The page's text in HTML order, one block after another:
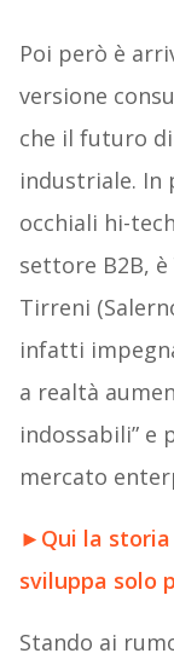
Poi però è
versione
che il futuro
industriale. In
occhiali hi-
settore B2B, è
Tirreni
infatti
a realtà
indossabili” e
mercato
► Qui la
sviluppa solo
Stando ai